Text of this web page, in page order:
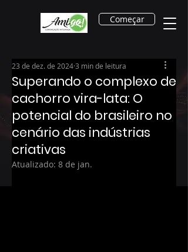
Começar
Superando o complexo de
cachorro vira-lata: O
potencial do brasileiro no
cenário das indústrias
criativas
23 de dez. de 2024 3 min de leitura
Atualizado: 8 de jan.